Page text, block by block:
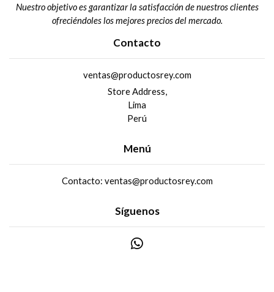
Nuestro objetivo es garantizar la satisfacción de nuestros clientes
ofreciéndoles los mejores precios del mercado.
Contacto
ventas@productosrey.com
Store Address,
Lima
Perú
Menú
Contacto: ventas@productosrey.com
Síguenos